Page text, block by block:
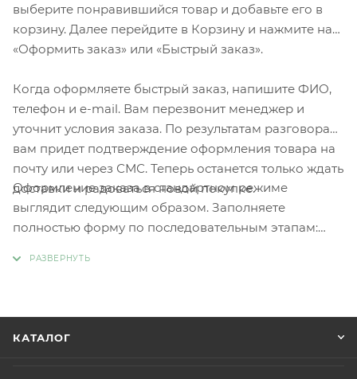
выберите понравившийся товар и добавьте его в
корзину. Далее перейдите в Корзину и нажмите на
«Оформить заказ» или «Быстрый заказ».
Когда оформляете быстрый заказ, напишите ФИО,
телефон и e-mail. Вам перезвонит менеджер и
уточнит условия заказа. По результатам разговора
вам придет подтверждение оформления товара на
почту или через СМС. Теперь останется только ждать
доставки и радоваться новой покупке.
Оформление заказа в стандартном режиме
выглядит следующим образом. Заполняете
полностью форму по последовательным этапам:
КАТАЛОГ